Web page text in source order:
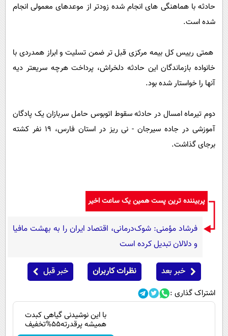
گوناگون
محیط زیست
سلامت
اجتماعی
آشپزی
حادثه با هماهنگی های انجام شده زودتر از موعدهای معمولی انجام
شده است.
همتی رییس کل بیمه مرکزی قبل تر ضمن تسلیت و ابراز همدردی با
خانواده بازماندگان این حادثه دلخراش، پرداخت هرچه سریعتر دیه
آنها را خواستار شده بود.
دوم تیرماه امسال در حادثه سقوط اتوبوس حامل سربازان یک پادگان
آموزشی در جاده سیرجان - نی ریز در استان فارس، 19 نفر کشته
برجای گذاشت.
پربیننده ترین پست همین یک ساعت اخیر
فرشاد مؤمنی: شوک‌درمانی، اقتصاد ایران را به بهشت مافیا
و دلالان تبدیل کرده است
خبر بعد نظرات کاربران خبر قبل
اشتراک گذاری :
با این نوشیدنی گیاهی کبدت
همیشه پرقدرته55%تخفیف